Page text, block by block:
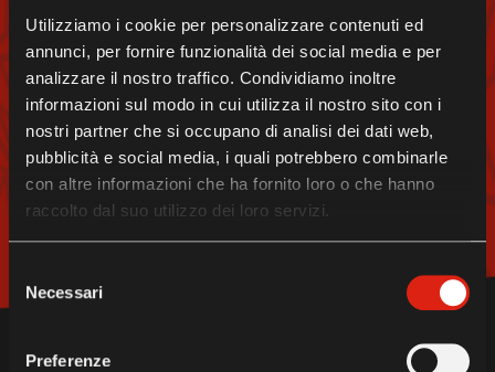
Utilizziamo i cookie per personalizzare contenuti ed
annunci, per fornire funzionalità dei social media e per
analizzare il nostro traffico. Condividiamo inoltre
informazioni sul modo in cui utilizza il nostro sito con i
nostri partner che si occupano di analisi dei dati web,
pubblicità e social media, i quali potrebbero combinarle
con altre informazioni che ha fornito loro o che hanno
raccolto dal suo utilizzo dei loro servizi.
delNecessari
Preferenze
PER DIVENTARE EROI
DELLA SÜDTIROL
DOLOMITES
CONTATTACI!